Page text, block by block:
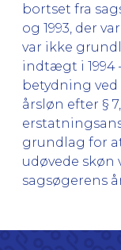
bortset fra
og 1993, der
var ikke
indtægt i 1994
betydning
årsløn efter §
grundlag for
udøvede skøn
sagsøgerens